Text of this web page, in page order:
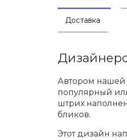
Доставка
Автором нашей
популярный
штрих
бликов.
Этот дизайн